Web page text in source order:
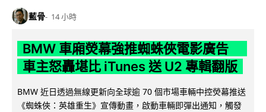
藍骨 14 小時
BMW 車廂熒幕強推蜘蛛俠電影廣告
車主怒轟堪比 iTunes 送 U2 專輯翻版
BMW 近日透過無線更新向全球逾 70 個市場車輛中控熒幕推送
《蜘蛛俠：英雄重生》宣傳動畫，啟動車輛即彈出通知，觸發